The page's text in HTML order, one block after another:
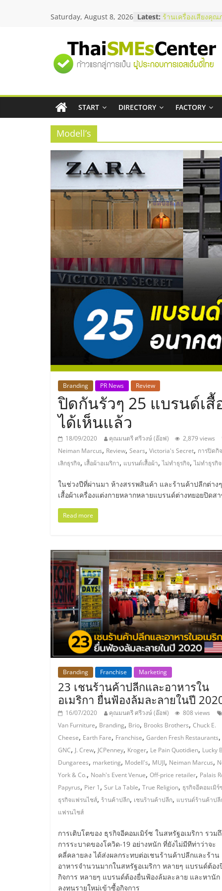
Saturday, August 8, 2026 Latest: ร้านเครื่องเสียงคุ
บริษัท
วิธีเลือกผู้ให้บริกา
โจทย์ธุรกิจ
อยากหาเงินทุน เพิ่
บริการน้ำมัน Shell
สัมมนาลงทุน แฟร
ThaiFranchise
"ศูนย์
รวม
ข้อมูล
ธุรกิจ
SME
แห่ง
ประเทศไทย,
รวม
ธุรกิจ
ส
เอ็
มอี
ไทย,
SMEs,
แฟ
รน
ไชส์,
ที่
ปรึกษา
แฟ
รน
ไชส์,
รวม
แฟ
รน
ไชส์
ขาย
แฟ
START DIRECTORY FACTORY
Modell’s
Branding PR News Review
ปิดกันรัวๆ 25 แบรนด์เ
ได้เห็นแล้ว
18/09/2020 คุณมนตรี ศรีวงษ์ (อ๊อฟ) 2,879 views
Neiman Marcus, Review, Sears, Victoria's Secret, การปิดกิ
เลิกธุรกิจ, เสื้อผ้าอเมริกา, แบรนด์เสื้อผ้า,ไม่ทำธุรกิจ,ไม่ทำธุรกิ
ในช่วงปีที่ผ่านมา ห้างสรรพสินค้า และร้านค้าปลีกต่าง
เสื้อผ้าเครื่องแต่งกายหลากหลายแบรนด์ต่างทยอยปิดส
Read more
Branding Franchise Marketing
23 เชนร้านค้าปลีกและอาหารใน
อเมริกา ยื่นฟ้องล้มละลายในปี
16/07/2020 คุณมนตรี ศรีวงษ์ (อ๊อฟ) 808 views
Van Furniture, Branding, Brio, Brooks Brothers, Chuck E.
Cheese, Earth Fare, Franchise, Garden Fresh Restaurants,
GNC, J. Crew, JCPenney, Kroger, Le Pain Quotidien, Lucky
Dungarees, marketing, Modell's, MUJI, Neiman Marcus,
York & Co., Noah's Event Venue, Off-price retailer, Palais
Papyrus, Pier 1, Sur La Table, True Religion, ธุรกิจอีคอมเมิร์
ธุรกิจแฟรนไชส์, ร้านค้าปลีก, เชนร้านค้าปลีก, แบรนด์ร้านค้าปลี
แฟรนไชส์
การเติบโตของ ธุรกิจอีคอมเมิร์ซ ในสหรัฐอเมริกา รวมถึ
การระบาดของโควิด-19 อย่างหนัก ที่ยังไม่มีทีท่าว่าจะ
คลี่คลายลง ได้ส่งผลกระทบต่อเชนร้านค้าปลีกและร้าน
อาหารจำนวนมากในสหรัฐอเมริกา หลายๆ แบรนด์ต้อง
กิจการ หลายๆ แบรนด์ต้องยื่นฟ้องล้มละลาย และหานัก
ลงทุนรายใหม่เข้าซื้อกิจการ